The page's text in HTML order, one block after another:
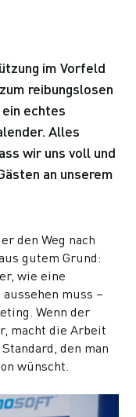
im Vorfeld
reibungslosen
echtes
Alles
wir uns voll und
an unserem
den Weg nach
gutem Grund:
wie eine
muss –
Wenn der
macht die Arbeit
den man
wünscht.